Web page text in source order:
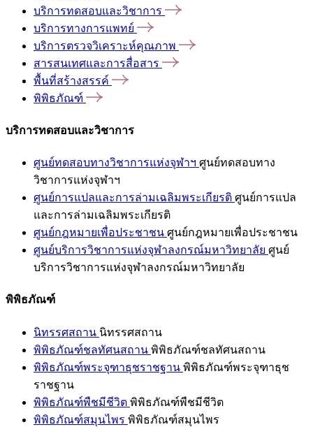
บริการทดสอบและวิชาการ
บริการทางการแพทย์
บริการตรวจวิเคราะห์คุณภาพ
สารสนเทศและการสื่อสาร
พื้นที่สร้างสรรค์
พิพิธภัณฑ์
บริการทดสอบและวิชาการ
ศูนย์ทดสอบทางวิชาการแห่งจุฬาฯ ศูนย์ทดสอบทาง
วิชาการแห่งจุฬาฯ
ศูนย์การแปลและการล่ามเฉลิมพระเกียรติ ศูนย์การแปล
และการล่ามเฉลิมพระเกียรติ
ศูนย์กฎหมายเพื่อประชาชน ศูนย์กฎหมายเพื่อประชาชน
ศูนย์บริการวิชาการแห่งจุฬาลงกรณ์มหาวิทยาลัย ศูนย์
บริการวิชาการแห่งจุฬาลงกรณ์มหาวิทยาลัย
พิพิธภัณฑ์
นิทรรศสถาน นิทรรศสถาน
พิพิธภัณฑ์ชลทัศนสถาน พิพิธภัณฑ์ชลทัศนสถาน
พิพิธภัณฑ์พระจุฑาธุชราชฐาน พิพิธภัณฑ์พระจุฑาธุช
ราชฐาน
พิพิธภัณฑ์พืชมีชีวิต พิพิธภัณฑ์พืชมีชีวิต
พิพิธภัณฑ์สมุนไพร พิพิธภัณฑ์สมุนไพร